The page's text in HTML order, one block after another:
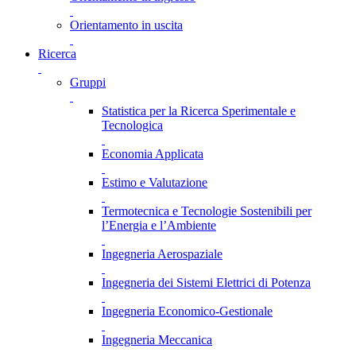
Orientamento in uscita
Ricerca
Gruppi
Statistica per la Ricerca Sperimentale e
Tecnologica
Economia Applicata
Estimo e Valutazione
Termotecnica e Tecnologie Sostenibili per
l’Energia e l’Ambiente
Ingegneria Aerospaziale
Ingegneria dei Sistemi Elettrici di Potenza
Ingegneria Economico-Gestionale
Ingegneria Meccanica